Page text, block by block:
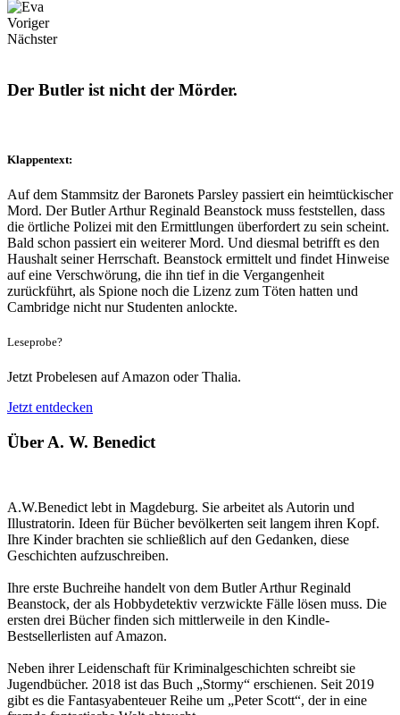
Voriger
Nächster
Der Butler ist nicht der Mörder.
Klappentext:
Auf dem Stammsitz der Baronets Parsley passiert ein heimtückischer
Mord. Der Butler Arthur Reginald Beanstock muss feststellen, dass
die örtliche Polizei mit den Ermittlungen überfordert zu sein scheint.
Bald schon passiert ein weiterer Mord. Und diesmal betrifft es den
Haushalt seiner Herrschaft. Beanstock ermittelt und findet Hinweise
auf eine Verschwörung, die ihn tief in die Vergangenheit
zurückführt, als Spione noch die Lizenz zum Töten hatten und
Cambridge nicht nur Studenten anlockte.
Leseprobe?
Jetzt Probelesen auf Amazon oder Thalia.
Jetzt entdecken
Über A. W. Benedict
A.W.Benedict lebt in Magdeburg. Sie arbeitet als Autorin und
Illustratorin. Ideen für Bücher bevölkerten seit langem ihren Kopf.
Ihre Kinder brachten sie schließlich auf den Gedanken, diese
Geschichten aufzuschreiben.
Ihre erste Buchreihe handelt von dem Butler Arthur Reginald
Beanstock, der als Hobbydetektiv verzwickte Fälle lösen muss. Die
ersten drei Bücher finden sich mittlerweile in den Kindle-
Bestsellerlisten auf Amazon.
Neben ihrer Leidenschaft für Kriminalgeschichten schreibt sie
Jugendbücher. 2018 ist das Buch „Stormy“ erschienen. Seit 2019
gibt es die Fantasyabenteuer Reihe um „Peter Scott“, der in eine